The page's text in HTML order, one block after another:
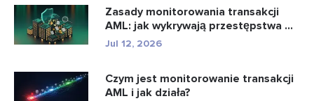
Zasady monitorowania transakcji
AML: jak wykrywają przestępstwa ...
Jul 12, 2026
Czym jest monitorowanie transakcji
AML i jak działa?